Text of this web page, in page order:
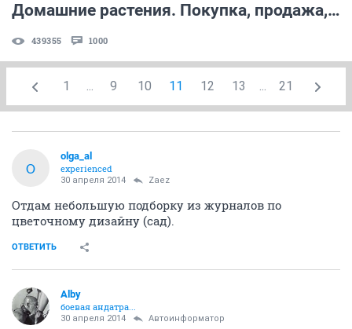
Домашние растения. Покупка, продажа, поиск. (часть 6)
439355 1000
1 ... 9 10 11 12 13 ... 21
O
olga_al
experienced
30 апреля 2014 Zaez
Отдам небольшую подборку из журналов по
цветочному дизайну (сад).
ОТВЕТИТЬ
Alby
боевая андатра...
30 апреля 2014 Автоинформатор